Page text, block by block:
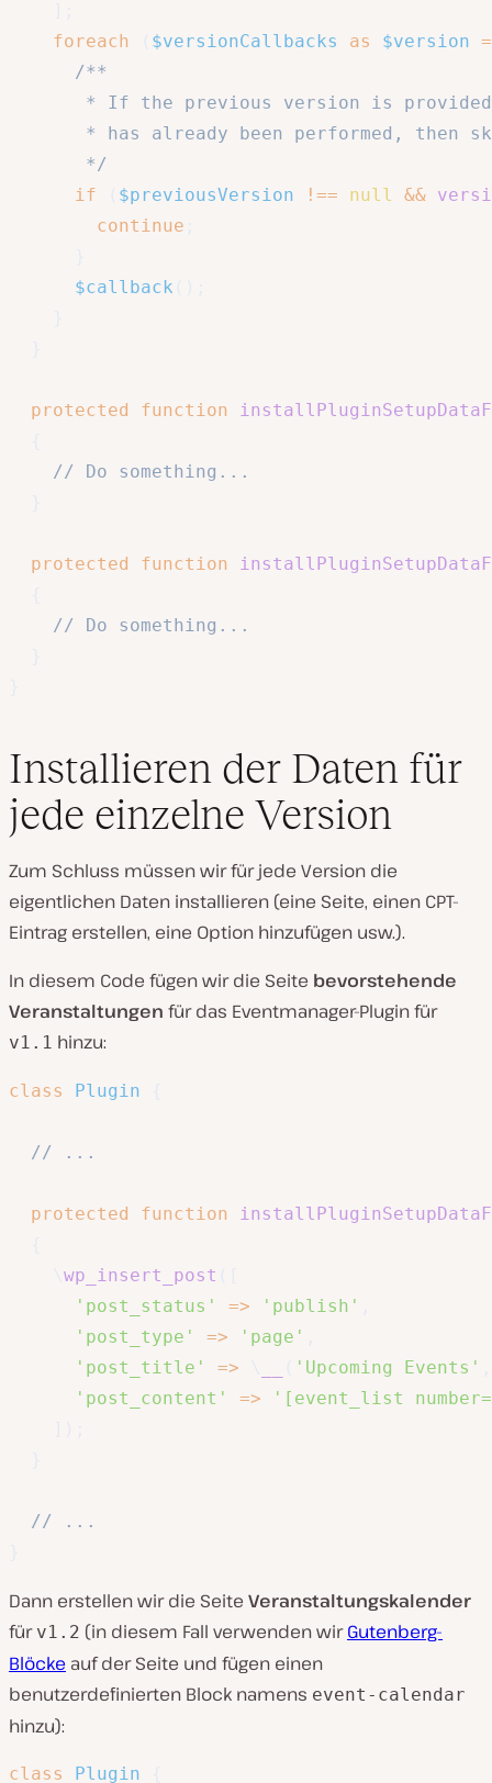
foreach
$versionCallbacks as $version
/**
* If the previous version is
* has already been performed, then
       */
if
$previousVersion !== null &&
continue
$callback
protected function
// Do something...
protected function
// Do something...
Installieren der Daten für
jede einzelne Version
Zum Schluss müssen wir für jede Version die
eigentlichen Daten installieren (eine Seite, einen CPT-
Eintrag erstellen, eine Option hinzufügen usw.).
In diesem Code fügen wir die Seite bevorstehende
Veranstaltungen für das Eventmanager-Plugin für
v1.1 hinzu:
class Plugin
// ...
protected function
wp_insert_post
'post_status'
=> 'publish'
'post_type'
=> 'page'
'post_title'
=> 'Upcoming Events'
'post_content'
=>
'[event_list
// ...
Dann erstellen wir die Seite Veranstaltungskalender
für v1.2 (in diesem Fall verwenden wirGutenberg-
Blöcke auf der Seite und fügen einen
benutzerdefinierten Block namens event-calendar
hinzu):
class Plugin